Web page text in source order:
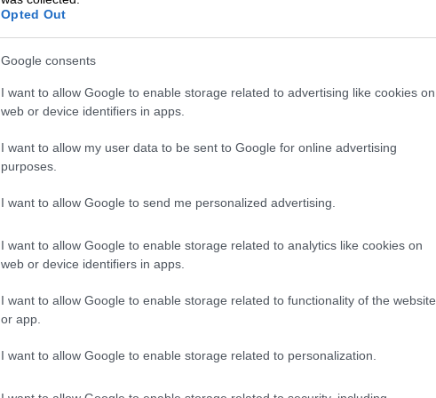
Opted Out
Google consents
I want to allow Google to enable storage related to advertising like cookies on
web or device identifiers in apps.
I want to allow my user data to be sent to Google for online advertising
purposes.
I want to allow Google to send me personalized advertising.
I want to allow Google to enable storage related to analytics like cookies on
web or device identifiers in apps.
I want to allow Google to enable storage related to functionality of the website
or app.
I want to allow Google to enable storage related to personalization.
απέχει μία νίκη από το πρωτάθλημα
συλληφθέντες για τους
«ρίχνουν» στον τέταρτο
πλημμελήματα «φόρτωσε» ο
συλληφθέντες για την ένοπλη